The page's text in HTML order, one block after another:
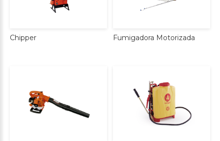
Chipper Fumigadora Motorizada